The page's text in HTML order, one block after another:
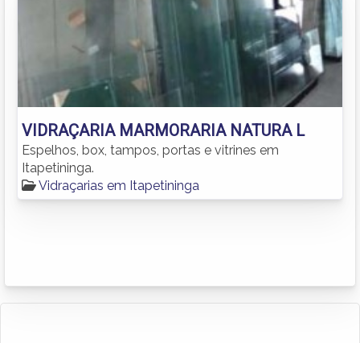
VIDRAÇARIA MARMORARIA NATURA L
Espelhos, box, tampos, portas e vitrines em
Itapetininga.
Vidraçarias em Itapetininga